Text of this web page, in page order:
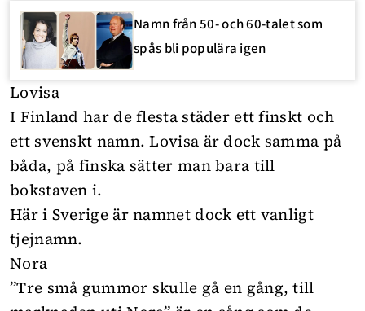
Namn från 50- och 60-talet som
spås bli populära igen
Lovisa
I Finland har de flesta städer ett finskt och
ett svenskt namn. Lovisa är dock samma på
båda, på finska sätter man bara till
bokstaven i.
Här i Sverige är namnet dock ett vanligt
tjejnamn.
Nora
”Tre små gummor skulle gå en gång, till